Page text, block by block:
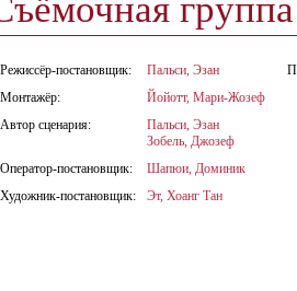
Режиссёр-постановщик:
Пальси, Эзан
Монтажёр:
Йойотт, Мари-Жозеф
Автор сценария:
Пальси, Эзан
Зобель, Джозеф
Оператор-постановщик:
Шапюи, Доминик
Художник-постановщик:
Эт, Хоанг Тан